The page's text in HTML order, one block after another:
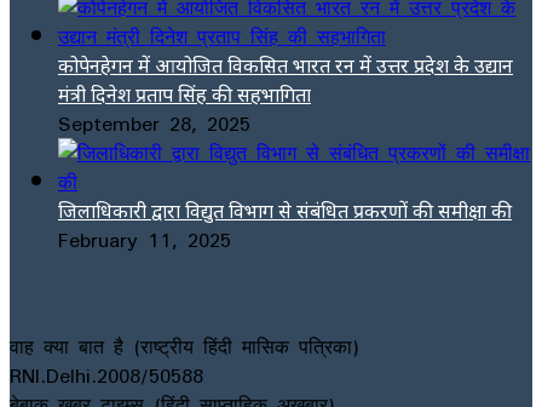
कोपेनहेगन में आयोजित विकसित भारत रन में उत्तर प्रदेश के उद्यान
मंत्री दिनेश प्रताप सिंह की सहभागिता
September 28, 2025
जिलाधिकारी द्वारा विद्युत विभाग से संबंधित प्रकरणों की समीक्षा की
February 11, 2025
वाह क्या बात है (राष्ट्रीय हिंदी मासिक पत्रिका)
RNI.Delhi.2008/50588